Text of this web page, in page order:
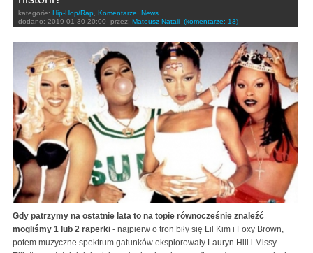
kategorie: Hip-Hop/Rap Komentarze
News
dodano: 2019-01-30 20:00 przez: Mateusz Natali (komentarze: 13)
Gdy patrzymy na ostatnie lata to na topie równocześnie znaleźć
mogliśmy 1 lub 2 raperki - najpierw o tron biły się Lil Kim i Foxy Brown,
potem muzyczne spektrum gatunków eksplorowały Lauryn Hill i Missy